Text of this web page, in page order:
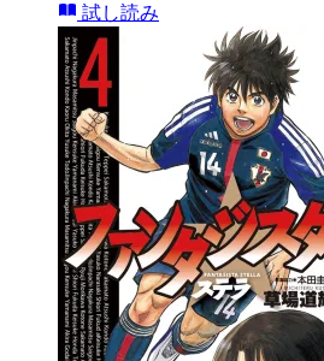
試し読み